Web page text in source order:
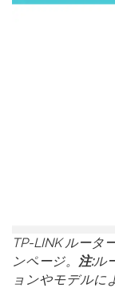
TP-LINK ルータ
ンページ。 注:ル
ョンやモデルに